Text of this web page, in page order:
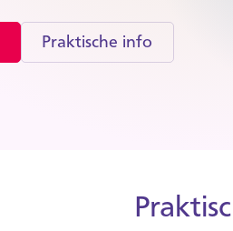
Praktische info